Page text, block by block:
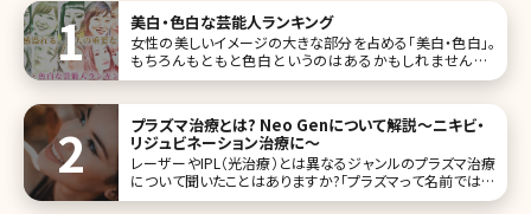
美白・色白な芸能人ランキング
女性の美しいイメージの大きな部分を占める「美白・色白」。
もちろんもともと色白というのはあるかもしれませんが、
日々のスキンケアの努力で変わってくる面も。今回は美白・色
女優、モデル、歌手などジャンルはさまざまです。 第1位早見
あかり
プラズマ治療とは? Neo Genについて解説〜ニキビ・
リジュビネーション治療に〜
レーザーやIPL（光治療）とは異なるジャンルのプラズマ治療
について聞いたことはありますか?「プラズマって名前では聞
いたことがあるけどそもそも何なんだろう?」「プラズマにも